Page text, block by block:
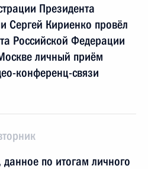
Президента
Сергей Кириенко провёл
Российской Федерации
личный приём
конференц-связи
по итогам личного